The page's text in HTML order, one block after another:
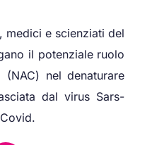
medici e scienziati del
il potenziale ruolo
(NAC) nel denaturare
dal virus Sars-